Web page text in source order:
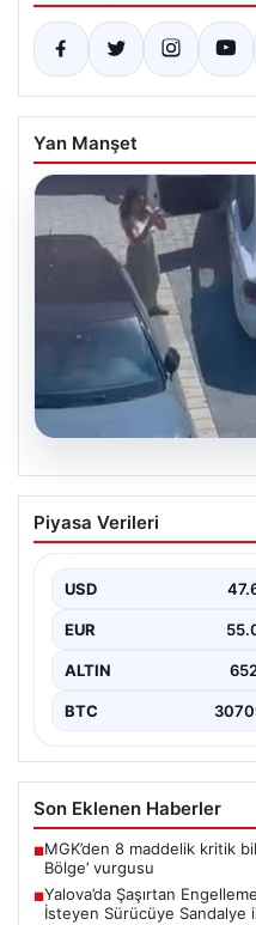
Yan Manşet
05.08.2026
Yalova’da
Önüne Park
Yalova'da yaşanan sıra
Piyasa Verileri
USD
EUR
ALTIN
BTC
Son Eklenen Haberler
■MGK’den 8 maddelik kritik
Bölge’ vurgusu
■Yalova’da Şaşırtan
İsteyen Sürücüye Sandalye